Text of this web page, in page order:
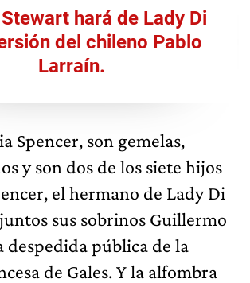
hará de Lady Di
del chileno Pablo
Larraín.
Spencer, son gemelas,
y son dos de los siete hijos
el hermano de Lady Di
sus sobrinos Guillermo
despedida pública de la
de Gales. Y la alfombra